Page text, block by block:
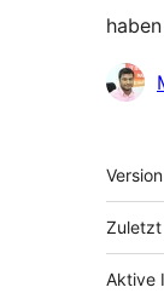
Meta
Version
Aktive